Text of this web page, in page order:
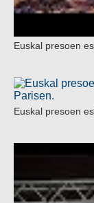
Euskal presoen
Euskal presoen